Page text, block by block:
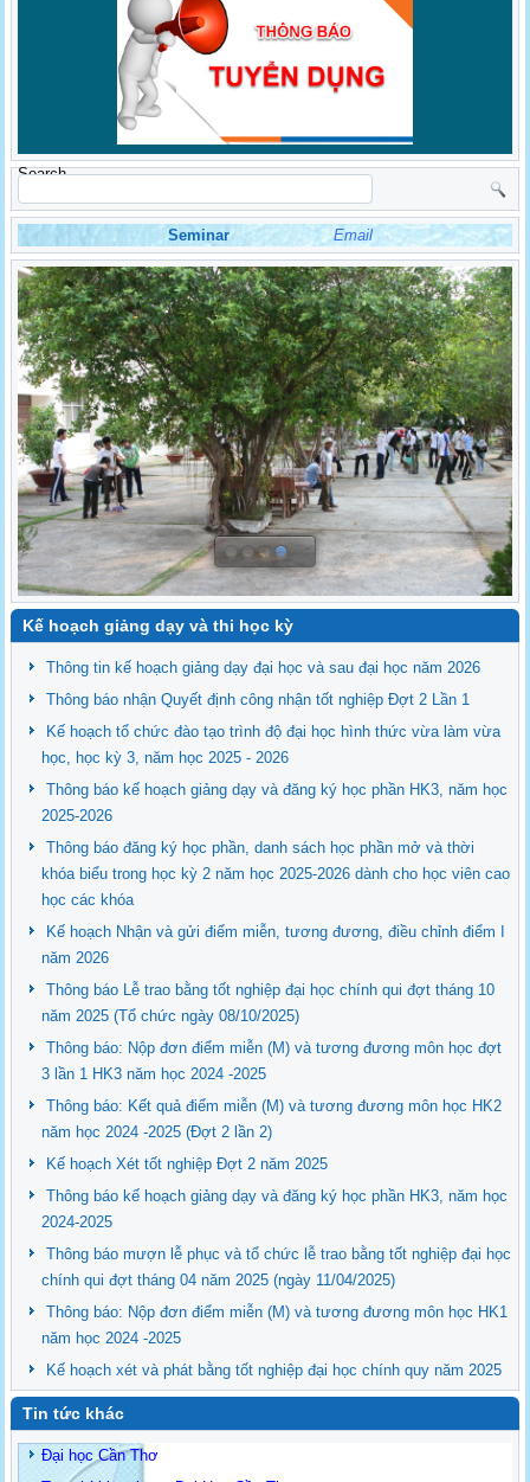
Search
Seminar Email
Kế hoạch giảng dạy và thi học kỳ
Thông tin kế hoạch giảng dạy đại học và sau đại học năm 2026
Thông báo nhận Quyết định công nhận tốt nghiệp Đợt 2 Lần 1
Kế hoạch tổ chức đào tạo trình độ đại học hình thức vừa làm vừa
học, học kỳ 3, năm học 2025 - 2026
Thông báo kế hoạch giảng dạy và đăng ký học phần HK3, năm học
2025-2026
Thông báo đăng ký học phần, danh sách học phần mở và thời
khóa biểu trong học kỳ 2 năm học 2025-2026 dành cho học viên cao
học các khóa
Kế hoạch Nhận và gửi điểm miễn, tương đương, điều chỉnh điểm I
năm 2026
Thông báo Lễ trao bằng tốt nghiệp đại học chính qui đợt tháng 10
năm 2025 (Tổ chức ngày 08/10/2025)
Thông báo: Nộp đơn điểm miễn (M) và tương đương môn học đợt
3 lần 1 HK3 năm học 2024 -2025
Thông báo: Kết quả điểm miễn (M) và tương đương môn học HK2
năm học 2024 -2025 (Đợt 2 lần 2)
Kế hoạch Xét tốt nghiệp Đợt 2 năm 2025
Thông báo kế hoạch giảng dạy và đăng ký học phần HK3, năm học
2024-2025
Thông báo mượn lễ phục và tổ chức lễ trao bằng tốt nghiệp đại học
chính qui đợt tháng 04 năm 2025 (ngày 11/04/2025)
Thông báo: Nộp đơn điểm miễn (M) và tương đương môn học HK1
năm học 2024 -2025
Kế hoạch xét và phát bằng tốt nghiệp đại học chính quy năm 2025
Tin tức khác
Đại học Cần Thơ